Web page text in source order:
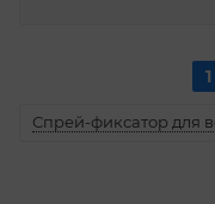
1
Спрей-фиксатор для